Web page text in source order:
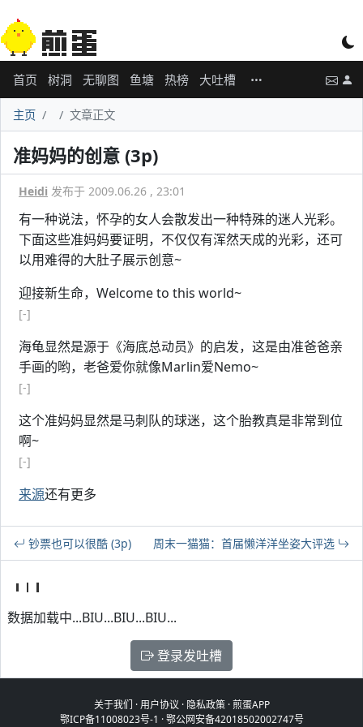
首页 树洞 无聊图 鱼塘 热榜 大吐槽
主页 文章正文
准妈妈的创意 (3p)
Heidi 发布于 2009.06.26 , 23:01
有一种说法，怀孕的女人会散发出一种特殊的迷人光彩。
下面这些准妈妈要证明，不仅仅有浑然天成的光彩，还可
以用难得的大肚子展示创意~
迎接新生命，Welcome to this world~
[-]
海龟显然是源于《海底总动员》的启发，这是由准爸爸亲
手画的哟，老爸爱你就像Marlin爱Nemo~
[-]
这个准妈妈显然是马刺队的球迷，这个胎教真是非常到位
啊~
[-]
来源还有更多
钞票也可以很酷 (3p) 周末一猫猫：首届懒洋洋坐姿大评选
数据加载中...BIU...BIU...BIU...
登录发吐槽
关于我们 ·用户协议 · 隐私政策·煎蛋APP
鄂ICP备11008023号-1 ·鄂公网安备42018502002747号